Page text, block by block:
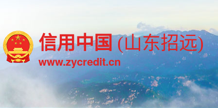
信用中国(山东招远)
www.zycredit.cn